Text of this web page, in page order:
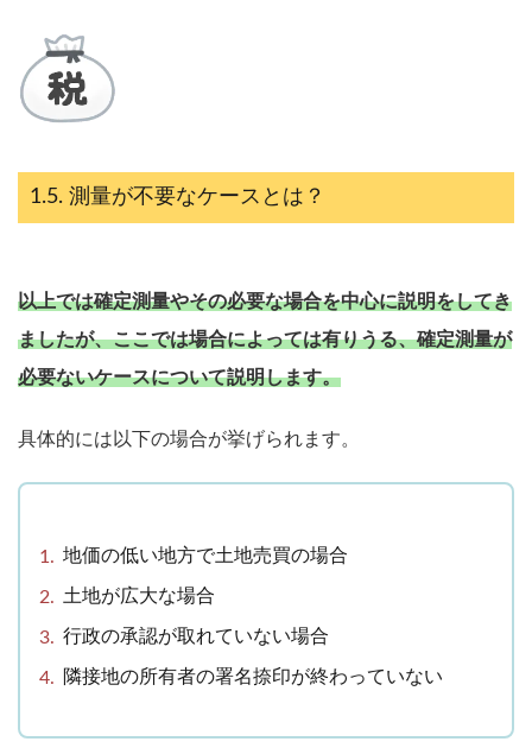
測量が不要なケースとは？
以上では確定測量やその必要な場合を中心に説明をしてき
ましたが、ここでは場合によっては有りうる、確定測量が
必要ないケースについて説明します。
具体的には以下の場合が挙げられます。
地価の低い地方で土地売買の場合
土地が広大な場合
行政の承認が取れていない場合
隣接地の所有者の署名捺印が終わっていない